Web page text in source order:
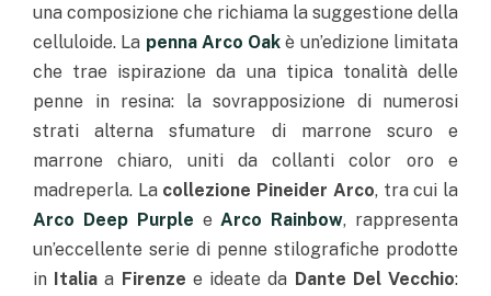
una composizione che richiama la suggestione della
celluloide. La penna Arco Oak è un’edizione limitata
che trae ispirazione da una tipica tonalità delle
penne in resina: la sovrapposizione di numerosi
strati alterna sfumature di marrone scuro e
marrone chiaro, uniti da collanti color oro e
madreperla. La collezione Pineider Arco, tra cui la
Arco Deep Purple e Arco Rainbow, rappresenta
un’eccellente serie di penne stilografiche prodotte
in Italiaa Firenze e ideate da Dante Del Vecchio: